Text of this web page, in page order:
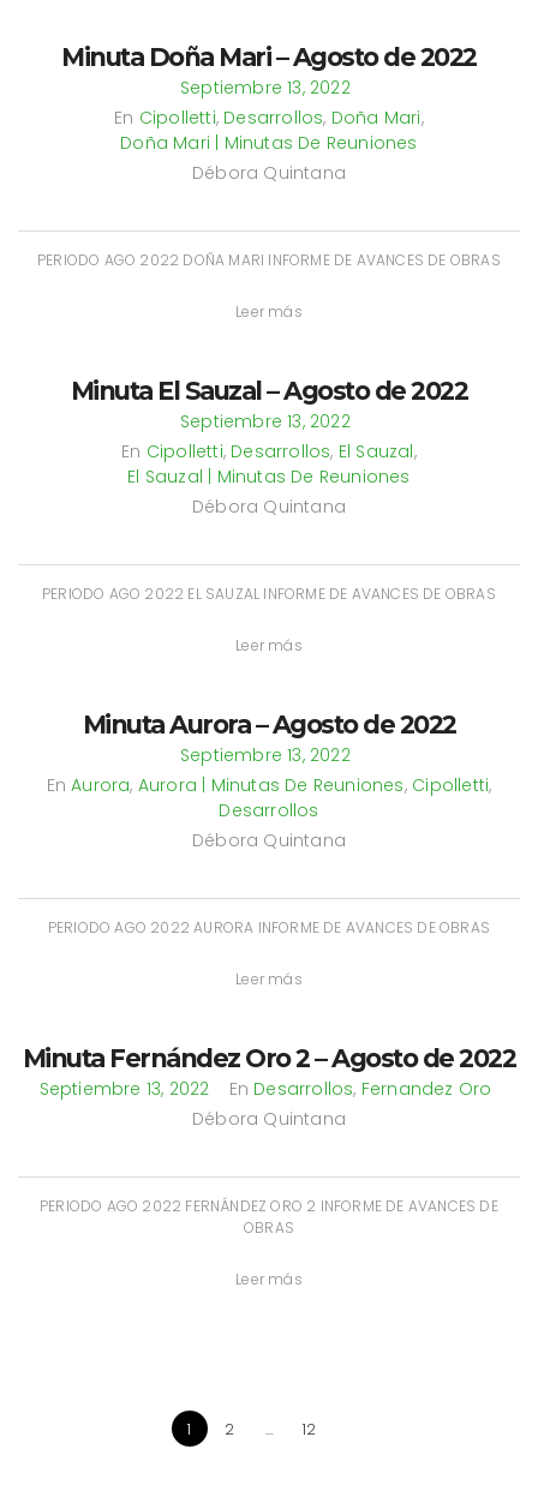
Minuta Doña Mari – Agosto de 2022
Septiembre 13, 2022
En Cipolletti, Desarrollos, Doña Mari,
Doña Mari | Minutas De Reuniones
Débora Quintana
PERIODO AGO 2022 DOÑA MARI INFORME DE AVANCES DE OBRAS
Leer más
Minuta El Sauzal – Agosto de 2022
Septiembre 13, 2022
En Cipolletti, Desarrollos, El Sauzal,
El Sauzal | Minutas De Reuniones
Débora Quintana
PERIODO AGO 2022 EL SAUZAL INFORME DE AVANCES DE OBRAS
Leer más
Minuta Aurora – Agosto de 2022
Septiembre 13, 2022
EnAurora, Aurora | Minutas De Reuniones, Cipolletti,
Desarrollos
Débora Quintana
PERIODO AGO 2022 AURORA INFORME DE AVANCES DE OBRAS
Leer más
Minuta Fernández Oro 2 – Agosto de 2022
Septiembre 13, 2022 En Desarrollos, Fernandez Oro
Débora Quintana
PERIODO AGO 2022 FERNÁNDEZ ORO 2 INFORME DE AVANCES DE
OBRAS
Leer más
1 2 … 12